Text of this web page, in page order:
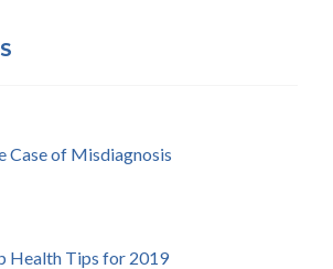
Case of Misdiagnosis
Health Tips for 2019